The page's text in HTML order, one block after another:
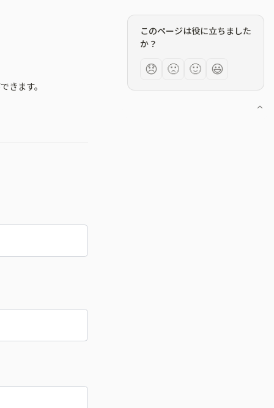
このページは役に立ちました
か？
😞 🙁 🙂 😃
きます。